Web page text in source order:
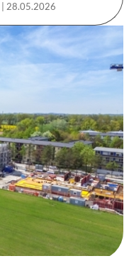
|28.05.2026